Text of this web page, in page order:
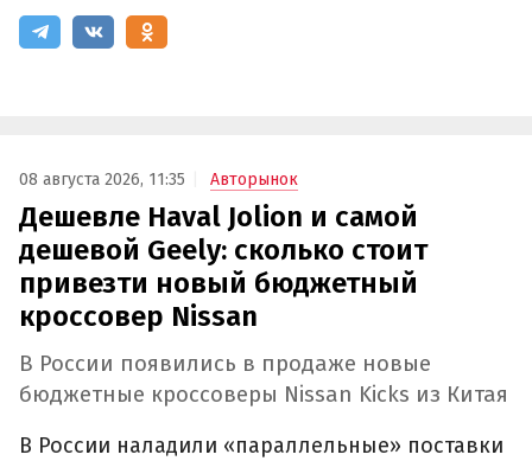
08 августа 2026, 11:35 Авторынок
Дешевле Haval Jolion и самой
дешевой Geely: сколько стоит
привезти новый бюджетный
кроссовер Nissan
В России появились в продаже новые
бюджетные кроссоверы Nissan Kicks из Китая
В России наладили «параллельные» поставки